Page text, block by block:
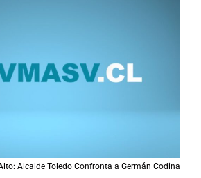
Alcalde Toledo Confronta a Germán Codina